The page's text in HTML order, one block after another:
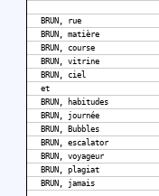
BRUN, rue
BRUN, matière
BRUN, course
BRUN, vitrine
BRUN, ciel
et
BRUN, habitudes
BRUN, journée
BRUN, Bubbles
BRUN, escalator
BRUN, voyageur
BRUN, plagiat
BRUN, jamais